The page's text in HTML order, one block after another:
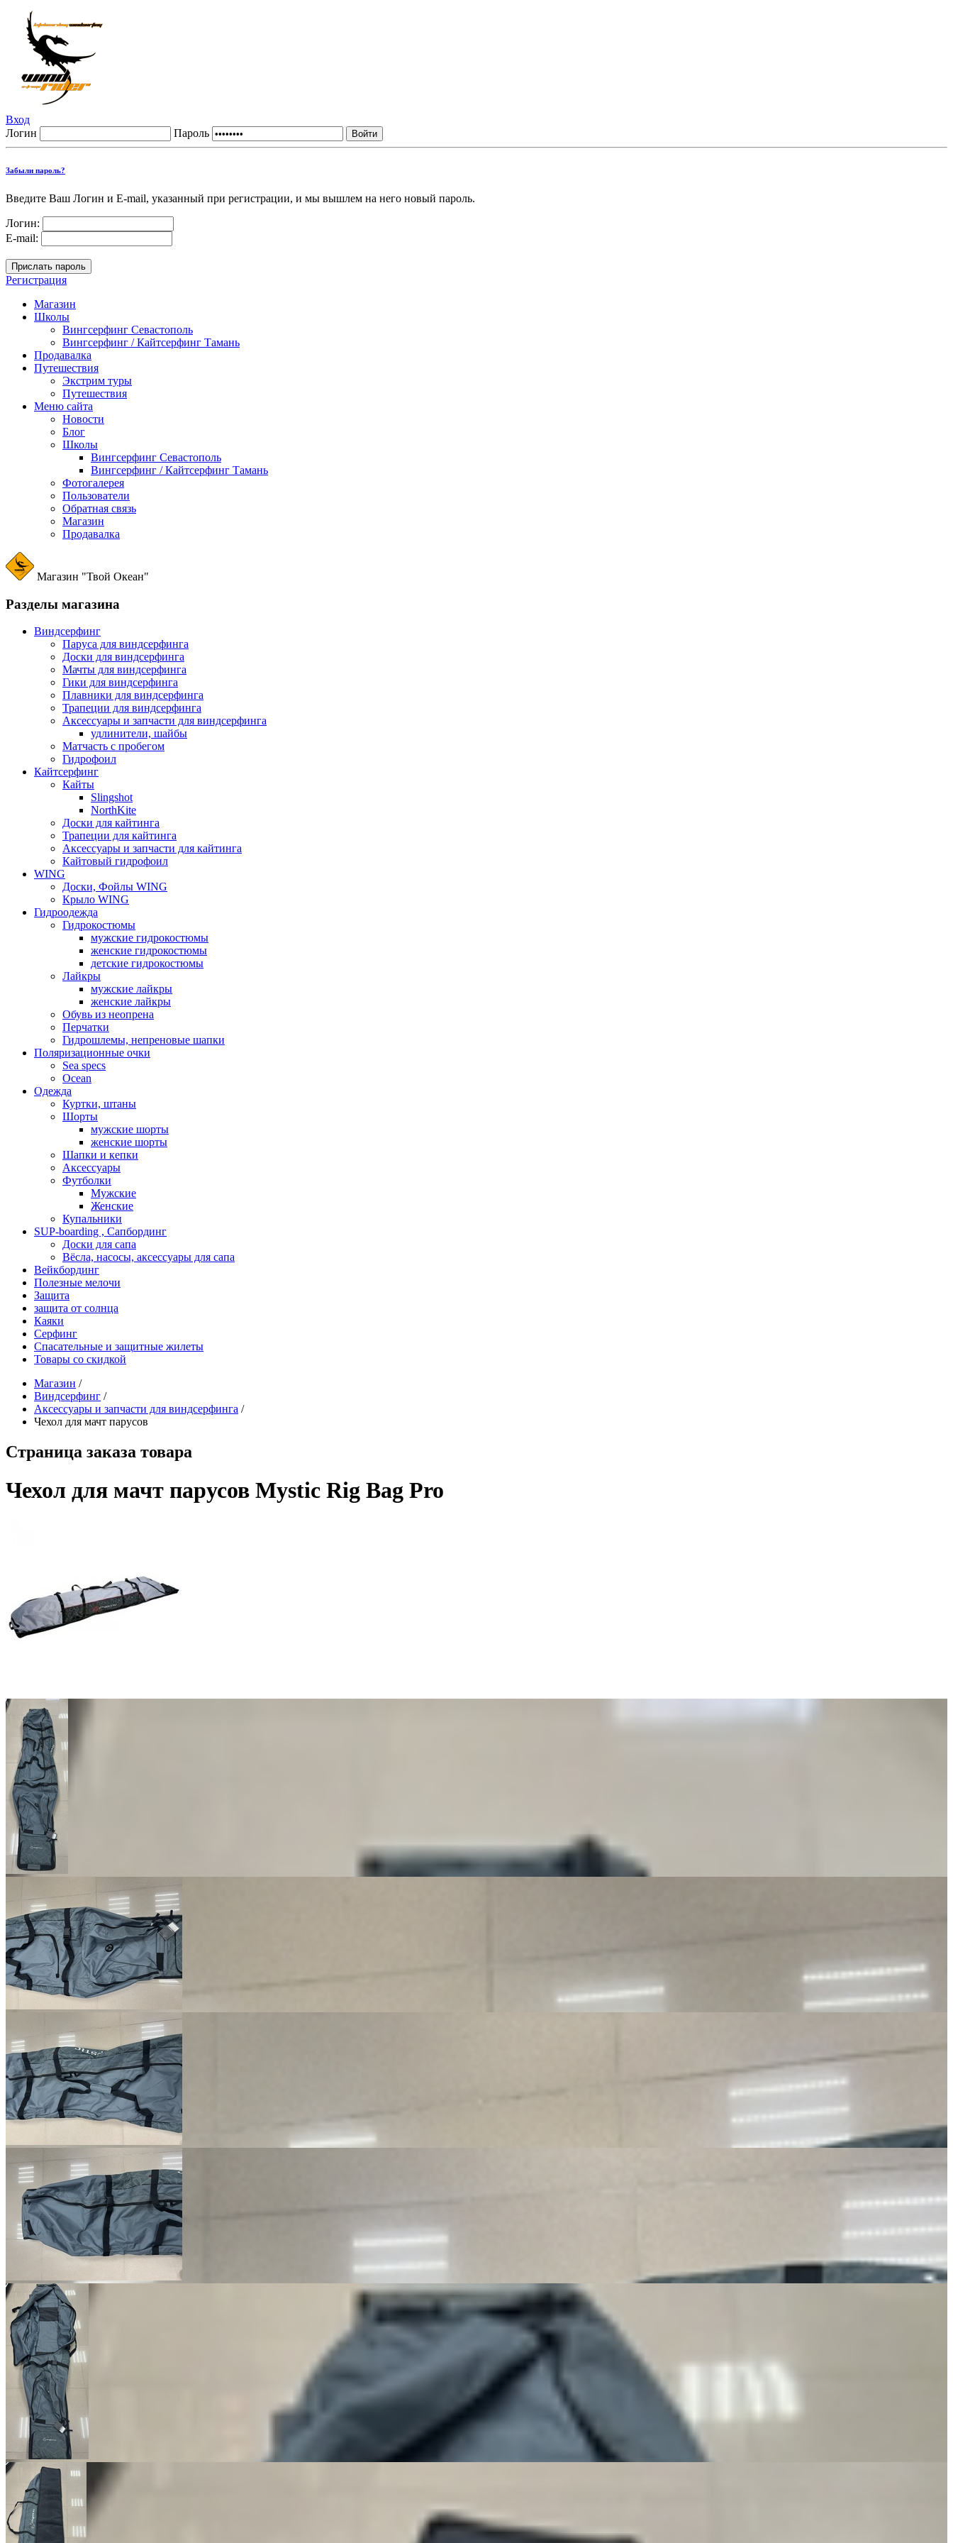
Вход
Логин
Пароль
Забыли пароль?
Введите Ваш Логин и E-mail, указанный при регистрации, и мы вышлем на него новый пароль.
Логин:
E-mail:
Регистрация
Магазин
Школы
Вингсерфинг Севастополь
Вингсерфинг / Кайтсерфинг Тамань
Продавалка
Путешествия
Экстрим туры
Путешествия
Меню сайта
Новости
Блог
Школы
Вингсерфинг Севастополь
Вингсерфинг / Кайтсерфинг Тамань
Фотогалерея
Пользователи
Обратная связь
Магазин
Продавалка
Магазин "Твой Океан"
Разделы магазина
Виндсерфинг
Паруса для виндсерфинга
Доски для виндсерфинга
Мачты для виндсерфинга
Гики для виндсерфинга
Плавники для виндсерфинга
Трапеции для виндсерфинга
Аксессуары и запчасти для виндсерфинга
удлинители, шайбы
Матчасть с пробегом
Гидрофоил
Кайтсерфинг
Кайты
Slingshot
NorthKite
Доски для кайтинга
Трапеции для кайтинга
Аксессуары и запчасти для кайтинга
Кайтовый гидрофоил
WING
Доски, Фойлы WING
Крыло WING
Гидроодежда
Гидрокостюмы
мужские гидрокостюмы
женские гидрокостюмы
детские гидрокостюмы
Лайкры
мужские лайкры
женские лайкры
Обувь из неопрена
Перчатки
Гидрошлемы, непреновые шапки
Поляризационные очки
Sea specs
Ocean
Одежда
Куртки, штаны
Шорты
мужские шорты
женские шорты
Шапки и кепки
Аксессуары
Футболки
Мужские
Женские
Купальники
SUP-boarding , Сапбординг
Доски для сапа
Вёсла, насосы, аксессуары для сапа
Вейкбординг
Полезные мелочи
Защита
защита от солнца
Каяки
Серфинг
Спасательные и защитные жилеты
Товары со скидкой
Магазин /
Виндсерфинг /
Аксессуары и запчасти для виндсерфинга /
Чехол для мачт парусов
Страница заказа товара
Чехол для мачт парусов Mystic Rig Bag Pro